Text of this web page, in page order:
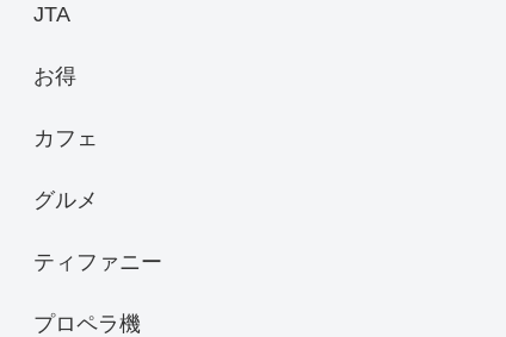
JTA
お得
カフェ
グルメ
ティファニー
プロペラ機